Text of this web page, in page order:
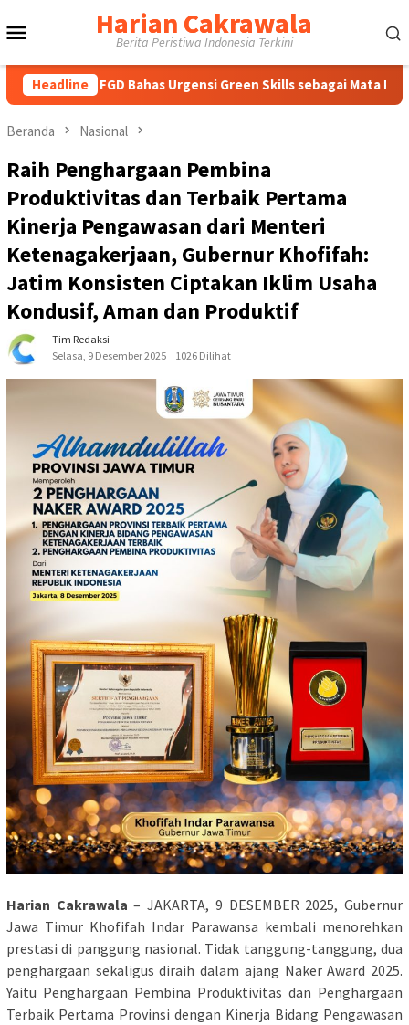
ke
Harian Cakrawala
Berita Peristiwa Indonesia Terkini
Headline
Bahas Urgensi Green Skills sebagai Mata Pelajaran Umum
Beranda Nasional
Raih Penghargaan Pembina
Produktivitas dan Terbaik Pertama
Kinerja Pengawasan dari Menteri
Ketenagakerjaan, Gubernur Khofifah:
Jatim Konsisten Ciptakan Iklim Usaha
Kondusif, Aman dan Produktif
Tim Redaksi
Selasa, 9 Desember 2025
1026 Dilihat
Harian Cakrawala – JAKARTA, 9 DESEMBER 2025, Gubernur
Jawa Timur Khofifah Indar Parawansa kembali menorehkan
prestasi di panggung nasional. Tidak tanggung-tanggung, dua
penghargaan sekaligus diraih dalam ajang Naker Award 2025.
Yaitu Penghargaan Pembina Produktivitas dan Penghargaan
Terbaik Pertama Provinsi dengan Kinerja Bidang Pengawasan